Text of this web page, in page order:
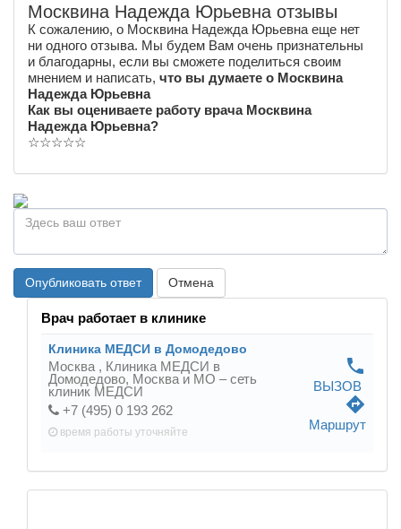
Москвина Надежда Юрьевна отзывы
К сожалению, о Москвина Надежда Юрьевна еще нет
ни одного отзыва. Мы будем Вам очень признательны
и благодарны, если вы сможете поделиться своим
мнением и написать, что вы думаете о Москвина
Надежда Юрьевна
Как вы оцениваете работу врача Москвина
Надежда Юрьевна?
☆☆☆☆☆
Опубликовать ответ Отмена
Врач работает в клинике
Клиника МЕДСИ в Домодедово
Москва , Клиника МЕДСИ в
Домодедово, Москва и МО – сеть
клиник МЕДСИ
+7 (495) 0 193 262
время работы уточняйте
phone
ВЫЗОВ
directions
Маршрут